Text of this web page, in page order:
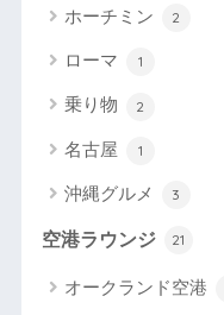
ホーチミン 2
ローマ 1
乗り物 2
名古屋 1
沖縄グルメ 3
空港ラウンジ 21
オークランド空港